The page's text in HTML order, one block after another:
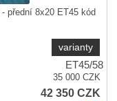
přední 8x20 ET45 kód
varianty
ET45/58
35 000CZK
42 350CZK